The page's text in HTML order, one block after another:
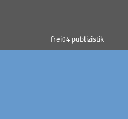
frei04 publizistik